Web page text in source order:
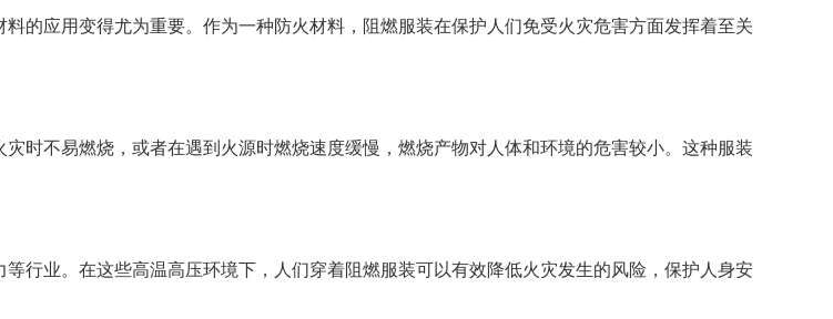
的应用变得尤为重要。作为一种防火材料，阻燃服装在保护人们免受火灾危害方面发挥着至关
时不易燃烧，或者在遇到火源时燃烧速度缓慢，燃烧产物对人体和环境的危害较小。这种服装
行业。在这些高温高压环境下，人们穿着阻燃服装可以有效降低火灾发生的风险，保护人身安